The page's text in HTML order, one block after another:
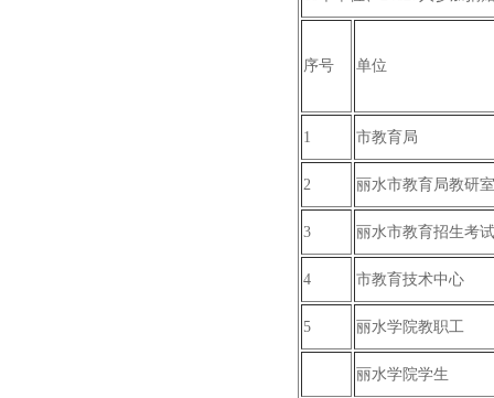
序号 单位
1 市教育局
2 丽水市教育局教研室
3 丽水市教育招生考
4 市教育技术中心
5 丽水学院教职工
丽水学院学生